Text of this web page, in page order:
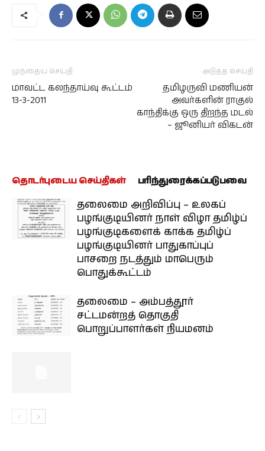
முந்தைய செய்தி
மாவட்ட கலந்தாய்வு கூட்டம்
13-3-2011
அடுத்த செய்தி
தமிழருவி மணியன்
அவர்களின் ராகுல்
காந்திக்கு ஒரு திறந்த மடல்
– ஜூனியர் விகடன்
தொடர்புடைய செய்திகள் பரிந்துரைக்கப்படுபவை
தலைமை அறிவிப்பு – உலகப்
பழங்குடியினர் நாள் விழா தமிழ்ப்
பழங்குடிகளைக் காக்க தமிழ்ப்
பழங்குடியினர் பாதுகாப்புப்
பாசறை நடத்தும் மாபெரும்
பொதுக்கூட்டம்
தலைமை – அம்பத்தூர்
சட்டமன்றத் தொகுதி
பொறுப்பாளர்கள் நியமனம்